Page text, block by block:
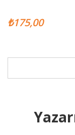
₺175,00